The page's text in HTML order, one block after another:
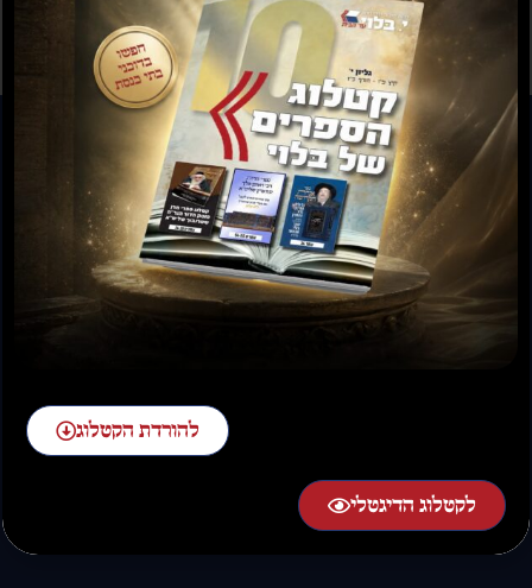
להזמנות חייגו:
בימים א-ה בין השעות 07:00 בבוקר עד 01:00 בלילה.
(בימי שישי עד 14:00 ובמוצ"ש משעה לאחר צאת השבת)
להורדת הקטלוג
לקטלוג הדיגטלי